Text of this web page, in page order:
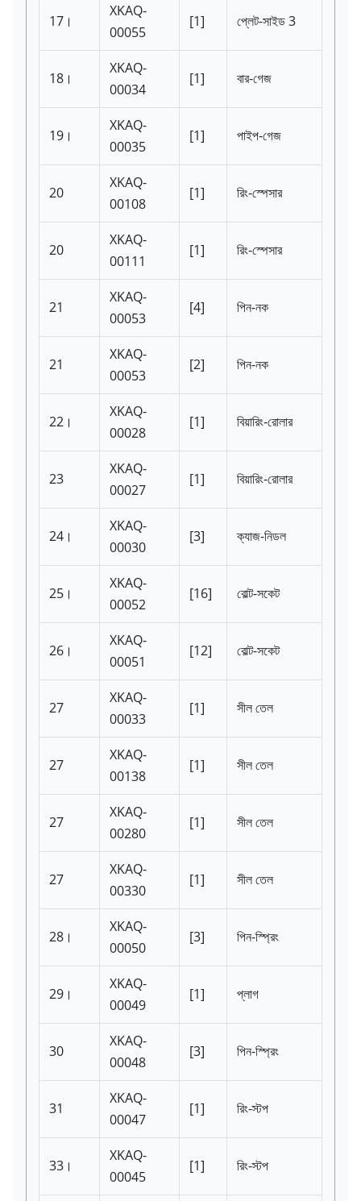
17।
XKAQ-
00055
[1] প্লেট-সাইড 3
18।
XKAQ-
00034
[1] বার-গেজ
19।
XKAQ-
00035
[1] পাইপ-গেজ
20
XKAQ-
00108
[1] রিং-স্পেসার
20
XKAQ-
00111
[1] রিং-স্পেসার
21
XKAQ-
00053
[4] পিন-নক
21
XKAQ-
00053
[2] পিন-নক
22।
XKAQ-
00028
[1] বিয়ারিং-রোলার
23
XKAQ-
00027
[1] বিয়ারিং-রোলার
24।
XKAQ-
00030
[3] ক্যাজ-নিডল
25।
XKAQ-
00052
[16] বোল্ট-সকেট
26।
XKAQ-
00051
[12] বোল্ট-সকেট
27
XKAQ-
00033
[1] সীল তেল
27
XKAQ-
00138
[1] সীল তেল
27
XKAQ-
00280
[1] সীল তেল
27
XKAQ-
00330
[1] সীল তেল
28।
XKAQ-
00050
[3] পিন-স্প্রিং
29।
XKAQ-
00049
[1] প্লাগ
30
XKAQ-
00048
[3] পিন-স্প্রিং
31
XKAQ-
00047
[1] রিং-স্টপ
33।
XKAQ-
00045
[1] রিং-স্টপ